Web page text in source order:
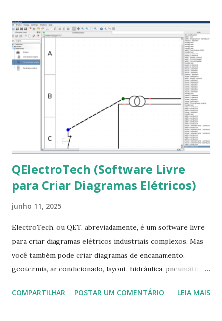
que contém essas fontes. Ao instalar o GNU/Linux abra o
terminal e execute o comando: $ sudo apt-get install ttf-
mscorefonts-installer Leia os termos de uso e avance
clicando em “Ok” Agora aceite os termos de uso clicando
em “Sim” Pronto agora abra o LibreOffice e veja se as
fontes Times New Roman, Arial estão instaladas. Caso
ocorra algum erro ou precisa reinstalar, execute: $ sudo
apt-get install --reinstall ttf-mscorefonts-installer
QElectroTech (Software Livre
para Criar Diagramas Elétricos)
junho 11, 2025
ElectroTech, ou QET, abreviadamente, é um software livre
para criar diagramas elétricos industriais complexos. Mas
você também pode criar diagramas de encanamento,
geotermia, ar condicionado, layout, hidráulica, pneumática,
Na última versão 0.100, a coleção contém mais de 8.000
COMPARTILHAR POSTAR UM COMENTÁRIO LEIA MAIS